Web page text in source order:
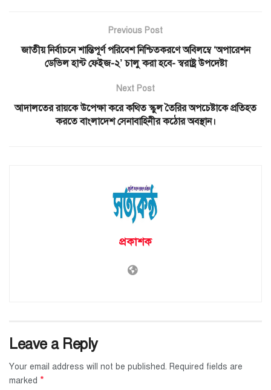
Previous Post
জাতীয় নির্বাচনে শান্তিপূর্ণ পরিবেশ নিশ্চিতকরণে অবিলম্বে ‘অপারেশন
ডেভিল হান্ট ফেইজ-২’ চালু করা হবে- স্বরাষ্ট্র উপদেষ্টা
Next Post
আদালতের রায়কে উপেক্ষা করে কথিত স্কুল তৈরির অপচেষ্টাকে প্রতিহত
করতে বাংলাদেশ সেনাবাহিনীর কঠোর অবস্থান।
প্রকাশক
Leave a Reply
Your email address will not be published. Required fields are
marked *